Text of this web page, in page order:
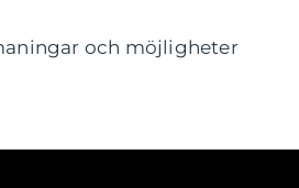
och möjligheter